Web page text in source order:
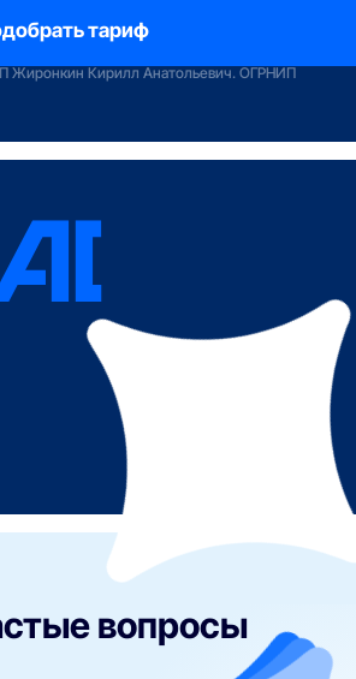
персональных данных оператору
Жиронкин Кирилл Анатольевич. ОГРНИП
вопросы